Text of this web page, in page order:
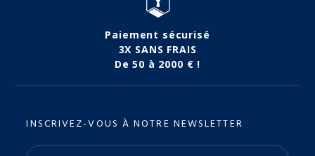
Paiement sécurisé
3X SANS FRAIS
De 50 à 2000 € !
INSCRIVEZ-VOUS À NOTRE NEWSLETTER